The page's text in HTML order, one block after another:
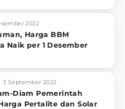
2022
Harga BBM
Naik per 1 Desember
3 September 2022
Diam Pemerintah
Pertalite dan Solar